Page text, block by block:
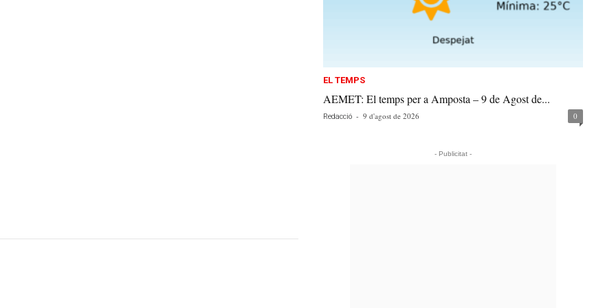
EL TEMPS
AEMET: El temps per a Amposta – 9 de Agost de...
Redacció - 9 d'agost de 2026 0
- Publicitat -